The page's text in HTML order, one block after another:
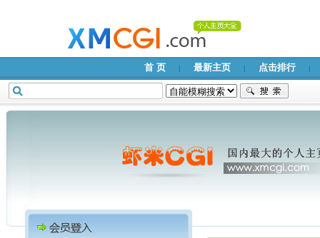
首 页 最新主页 点击排行